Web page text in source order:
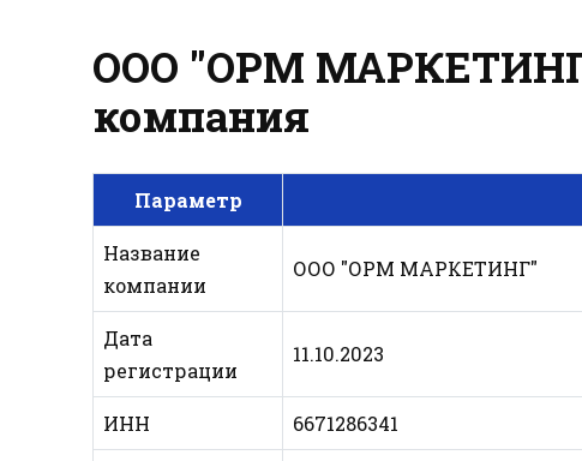
ООО "ОРМ МАРКЕТИНГ"
компания
Параметр
Название
компании
ООО "ОРМ МАРКЕТИНГ"
Дата
регистрации
11.10.2023
ИНН 6671286341